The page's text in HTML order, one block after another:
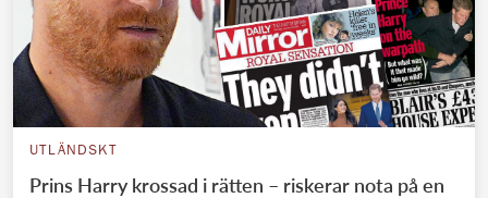
UTLÄNDSKT
Prins Harry krossad i rätten – riskerar nota på en